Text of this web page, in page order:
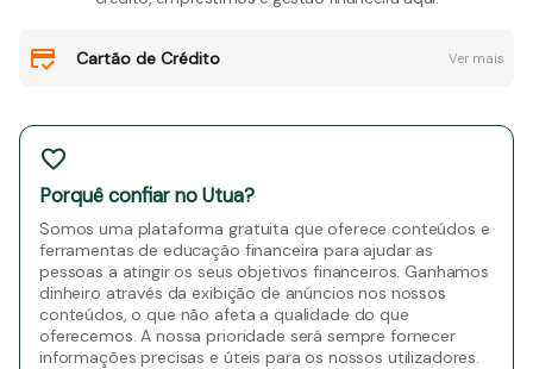
Cartão de Crédito Ver mais
Porquê confiar no Utua?
Somos uma plataforma gratuita que oferece conteúdos e
ferramentas de educação financeira para ajudar as
pessoas a atingir os seus objetivos financeiros. Ganhamos
dinheiro através da exibição de anúncios nos nossos
conteúdos, o que não afeta a qualidade do que
oferecemos. A nossa prioridade será sempre fornecer
informações precisas e úteis para os nossos utilizadores.